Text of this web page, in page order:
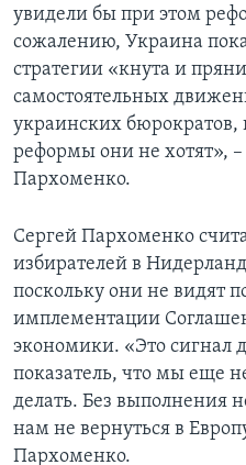
увидели бы при этом
сожалению, Украина
стратегии «кнута и
самостоятельных
украинских бюрократов,
реформы они не хотят», –
Пархоменко.
Сергей Пархоменко
избирателей в
поскольку они не видят
имплементации
экономики. «Это сигнал
показатель, что мы еще
делать. Без выполнения
нам не вернуться в
Пархоменко.